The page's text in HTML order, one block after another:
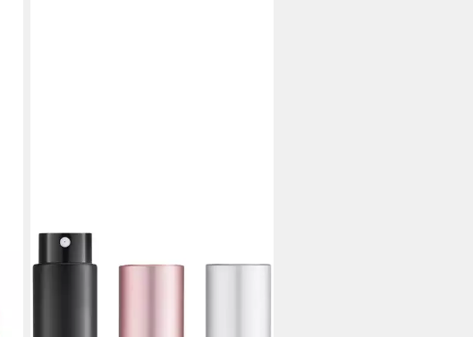
FELIXLEO
Sprühflasche 3er Set 8ml Parfum